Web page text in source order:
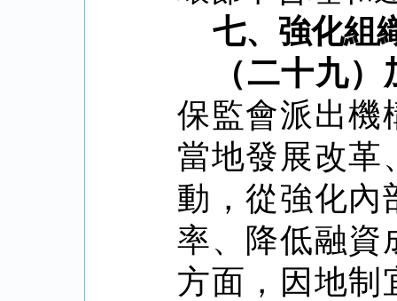
七、強化組
（二十九
保監會派出機
當地發展改革
動，從強化內
率、降低融資
方面，因地制